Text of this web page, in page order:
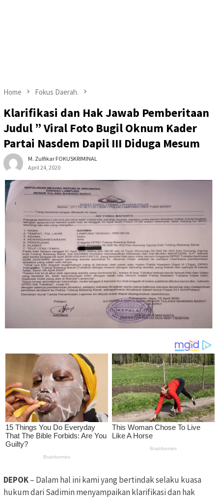
Home Fokus Daerah.
Klarifikasi dan Hak Jawab Pemberitaan
Judul ” Viral Foto Bugil Oknum Kader
Partai Nasdem Dapil III Diduga Mesum
M. Zulfikar FOKUSKRIMINAL
April 24, 2020
DEPOK– Dalam hal ini kami yang bertindak selaku kuasa
hukum dari Sadimin menyampaikan klarifikasi dan hak